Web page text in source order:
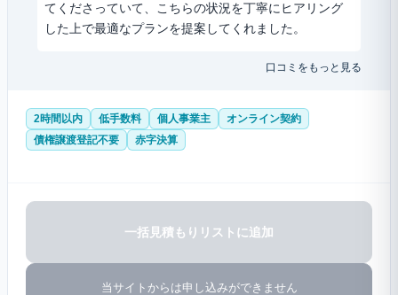
てくださっていて、こちらの状況を丁寧にヒアリング
した上で最適なプランを提案してくれました。
口コミをもっと見る
2時間以内 低手数料 個人事業主
オンライン契約
債権譲渡登記不要
赤字決算
一括見積もりリストに追加
当サイトからは申し込みができません